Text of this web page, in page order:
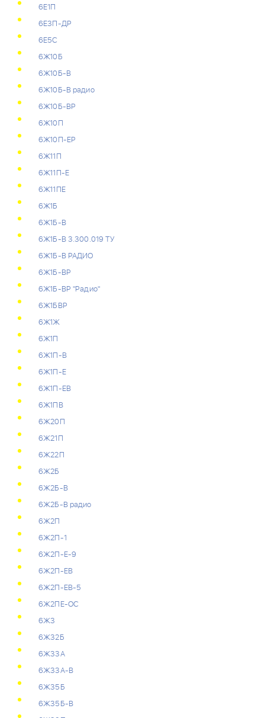
6Е1П
6Е3П-ДР
6Е5С
6Ж10Б
6Ж10Б-В
6Ж10Б-В радио
6Ж10Б-ВР
6Ж10П
6Ж10П-ЕР
6Ж11П
6Ж11П-Е
6Ж11ПЕ
6Ж1Б
6Ж1Б-В
6Ж1Б-В 3.300.019 ТУ
6Ж1Б-В РАДИО
6Ж1Б-ВР
6Ж1Б-ВР "Радио"
6Ж1БВР
6Ж1Ж
6Ж1П
6Ж1П-В
6Ж1П-Е
6Ж1П-ЕВ
6Ж1ПВ
6Ж20П
6Ж21П
6Ж22П
6Ж2Б
6Ж2Б-В
6Ж2Б-В радио
6Ж2П
6Ж2П-1
6Ж2П-Е-9
6Ж2П-ЕВ
6Ж2П-ЕВ-5
6Ж2ПЕ-ОС
6Ж3
6Ж32Б
6Ж33А
6Ж33А-В
6Ж35Б
6Ж35Б-В